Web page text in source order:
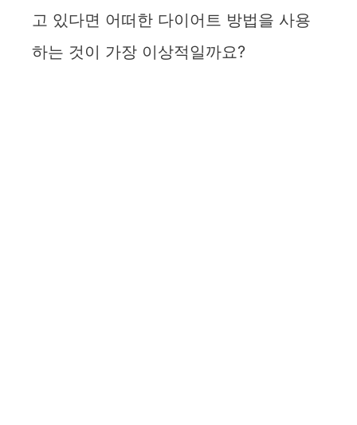
고 있다면 어떠한 다이어트 방법을 사용
하는 것이 가장 이상적일까요?